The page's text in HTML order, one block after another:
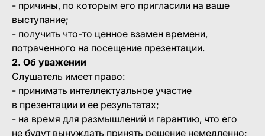
- причины, по которым его пригласили на ваше
выступание;
- получить что-то ценное взамен времени,
потраченного на посещение презентации.
2. Об уважении
Слушатель имеет право:
- принимать интеллектуальное участие
в презентации и ее результатах;
- на время для размышлений и гарантию, что его
не будут вынуждать принять решение немедленно;